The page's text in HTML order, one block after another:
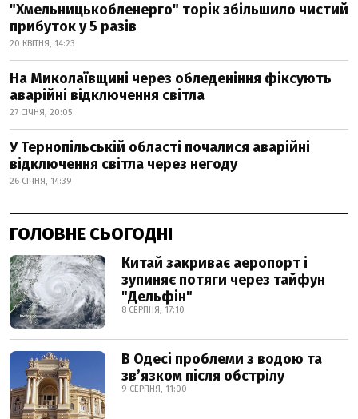
"Хмельницькобленерго" торік збільшило чистий
прибуток у 5 разів
20 КВІТНЯ, 14:23
На Миколаївщині через обледеніння фіксують
аварійні відключення світла
27 СІЧНЯ, 20:05
У Тернопільській області почалися аварійні
відключення світла через негоду
26 СІЧНЯ, 14:39
ГОЛОВНЕ СЬОГОДНІ
Китай закриває аеропорт і
зупиняє потяги через тайфун
"Дельфін"
8 СЕРПНЯ, 17:10
В Одесі проблеми з водою та
звʼязком після обстрілу
9 СЕРПНЯ, 11:00